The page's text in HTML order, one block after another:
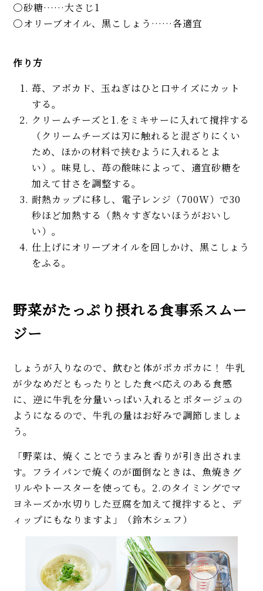
砂糖……大さじ1
オリーブオイル、黒こしょう……各適宜
作り方
苺、アボカド、玉ねぎはひと口サイズにカット
する。
クリームチーズと1.をミキサーに入れて撹拌する
（クリームチーズは刃に触れると混ざりにくい
ため、ほかの材料で挟むように入れるとよ
い）。味見し、苺の酸味によって、適宜砂糖を
加えて甘さを調整する。
耐熱カップに移し、電子レンジ（700W）で30
秒ほど加熱する（熱々すぎないほうがおいし
い）。
仕上げにオリーブオイルを回しかけ、黒こしょう
をふる。
野菜がたっぷり摂れる食事系スムー
ジー
しょうが入りなので、飲むと体がポカポカに！ 牛乳
が少なめだともったりとした食べ応えのある食感
に、逆に牛乳を分量いっぱい入れるとポタージュの
ようになるので、牛乳の量はお好みで調節しましょ
う。
「野菜は、焼くことでうまみと香りが引き出されま
す。フライパンで焼くのが面倒なときは、魚焼きグ
リルやトースターを使っても。2.のタイミングでマ
ヨネーズか水切りした豆腐を加えて撹拌すると、デ
ィップにもなりますよ」（鈴木シェフ）